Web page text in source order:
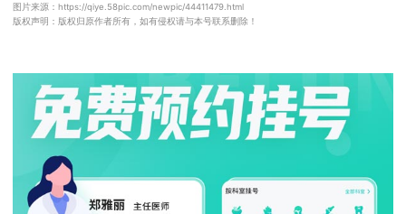
图片来源：https://qiye.58pic.com/newpic/44411479.html
版权声明：版权归原作者所有，如有侵权请与本号联系删除！